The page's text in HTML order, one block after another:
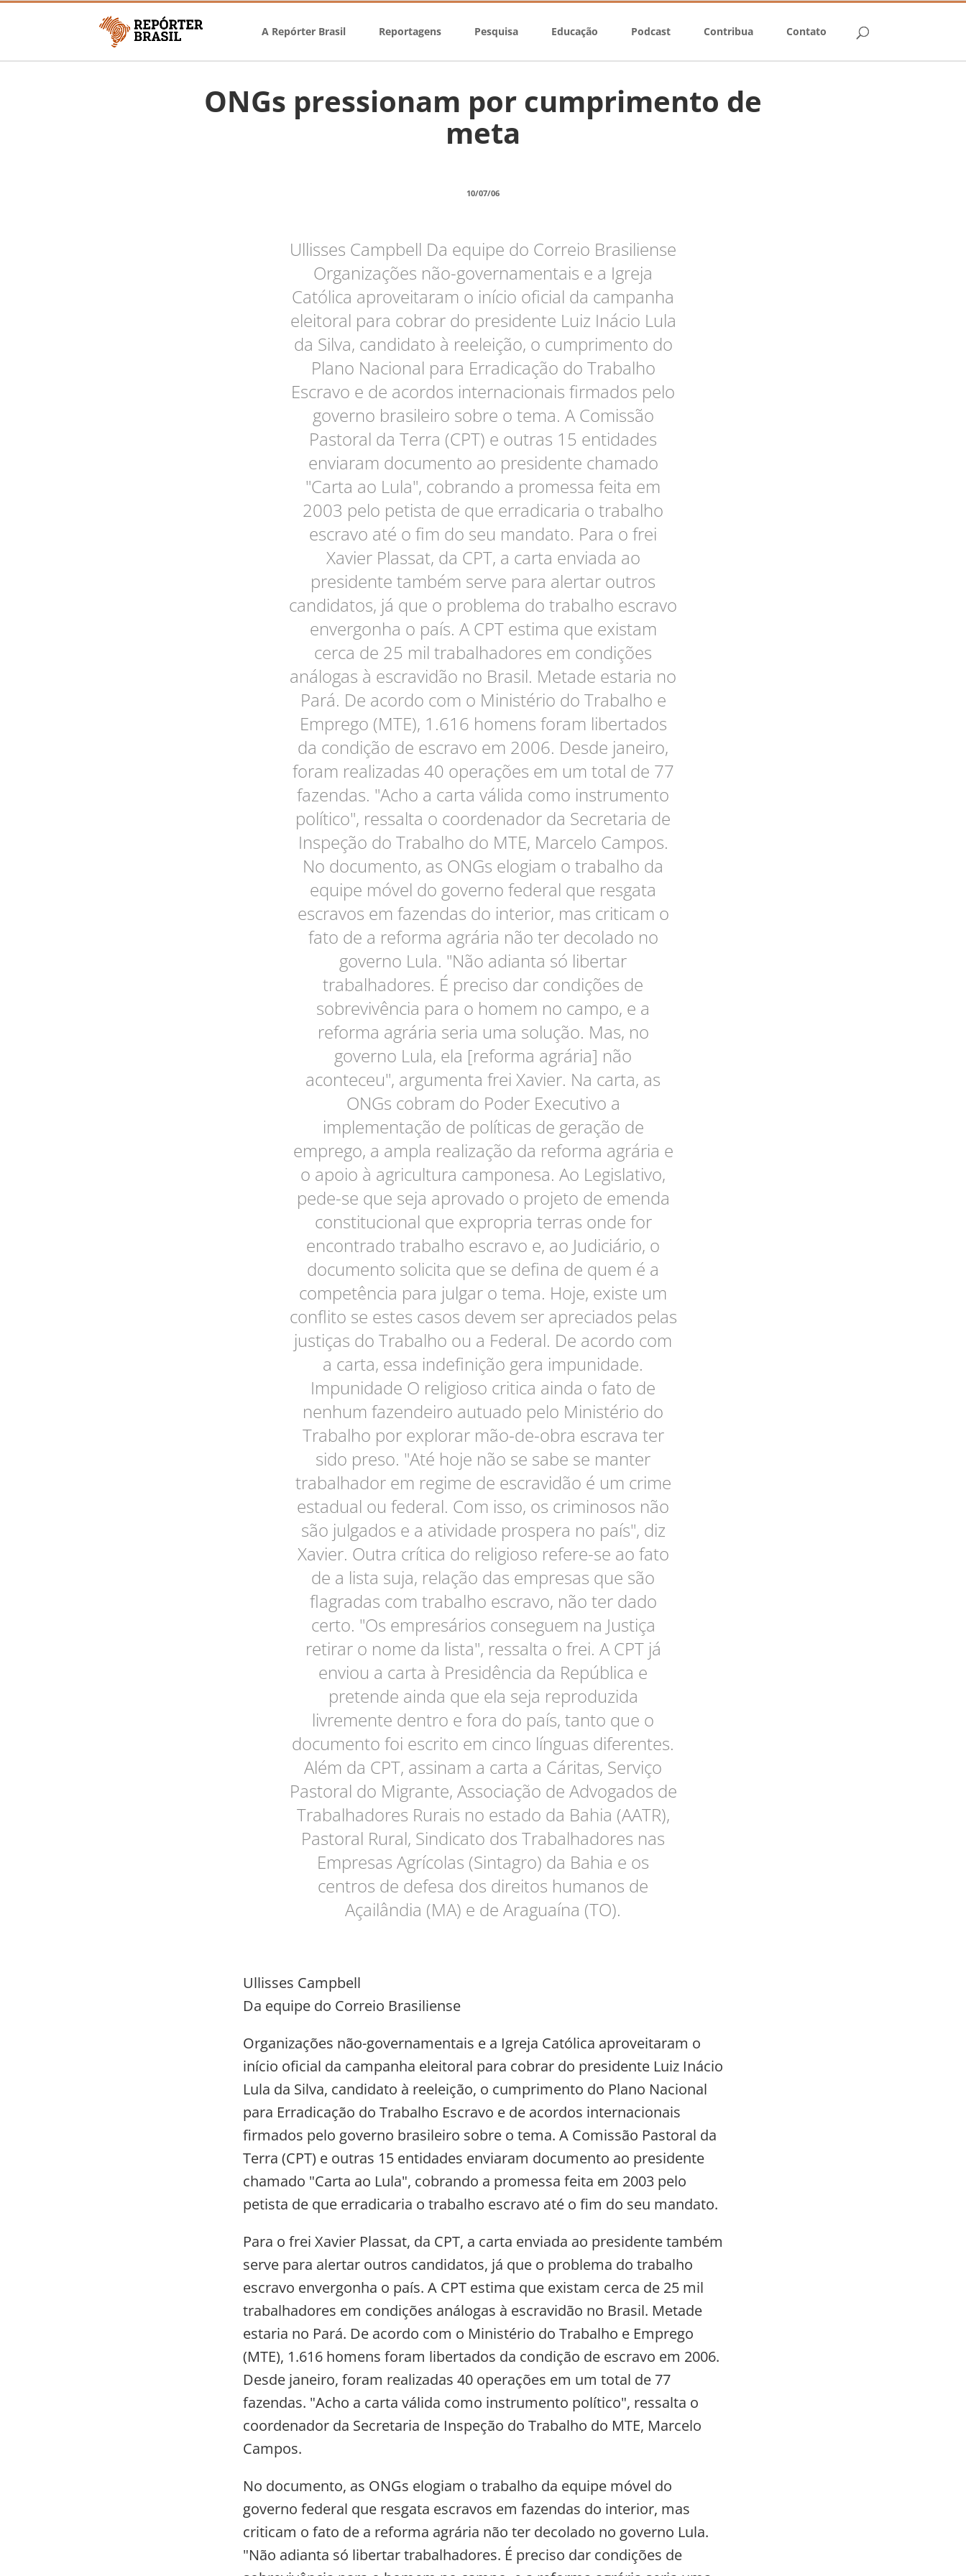
A Repórter Brasil Reportagens Pesquisa Educação Podcast Contribua Contato
ONGs pressionam por cumprimento de
meta
10/07/06
Ullisses Campbell Da equipe do Correio Brasiliense
Organizações não-governamentais e a Igreja
Católica aproveitaram o início oficial da campanha
eleitoral para cobrar do presidente Luiz Inácio Lula
da Silva, candidato à reeleição, o cumprimento do
Plano Nacional para Erradicação do Trabalho
Escravo e de acordos internacionais firmados pelo
governo brasileiro sobre o tema. A Comissão
Pastoral da Terra (CPT) e outras 15 entidades
enviaram documento ao presidente chamado
"Carta ao Lula", cobrando a promessa feita em
2003 pelo petista de que erradicaria o trabalho
escravo até o fim do seu mandato. Para o frei
Xavier Plassat, da CPT, a carta enviada ao
presidente também serve para alertar outros
candidatos, já que o problema do trabalho escravo
envergonha o país. A CPT estima que existam
cerca de 25 mil trabalhadores em condições
análogas à escravidão no Brasil. Metade estaria no
Pará. De acordo com o Ministério do Trabalho e
Emprego (MTE), 1.616 homens foram libertados
da condição de escravo em 2006. Desde janeiro,
foram realizadas 40 operações em um total de 77
fazendas. "Acho a carta válida como instrumento
político", ressalta o coordenador da Secretaria de
Inspeção do Trabalho do MTE, Marcelo Campos.
No documento, as ONGs elogiam o trabalho da
equipe móvel do governo federal que resgata
escravos em fazendas do interior, mas criticam o
fato de a reforma agrária não ter decolado no
governo Lula. "Não adianta só libertar
trabalhadores. É preciso dar condições de
sobrevivência para o homem no campo, e a
reforma agrária seria uma solução. Mas, no
governo Lula, ela [reforma agrária] não
aconteceu", argumenta frei Xavier. Na carta, as
ONGs cobram do Poder Executivo a
implementação de políticas de geração de
emprego, a ampla realização da reforma agrária e
o apoio à agricultura camponesa. Ao Legislativo,
pede-se que seja aprovado o projeto de emenda
constitucional que expropria terras onde for
encontrado trabalho escravo e, ao Judiciário, o
documento solicita que se defina de quem é a
competência para julgar o tema. Hoje, existe um
conflito se estes casos devem ser apreciados pelas
justiças do Trabalho ou a Federal. De acordo com
a carta, essa indefinição gera impunidade.
Impunidade O religioso critica ainda o fato de
nenhum fazendeiro autuado pelo Ministério do
Trabalho por explorar mão-de-obra escrava ter
sido preso. "Até hoje não se sabe se manter
trabalhador em regime de escravidão é um crime
estadual ou federal. Com isso, os criminosos não
são julgados e a atividade prospera no país", diz
Xavier. Outra crítica do religioso refere-se ao fato
de a lista suja, relação das empresas que são
flagradas com trabalho escravo, não ter dado
certo. "Os empresários conseguem na Justiça
retirar o nome da lista", ressalta o frei. A CPT já
enviou a carta à Presidência da República e
pretende ainda que ela seja reproduzida
livremente dentro e fora do país, tanto que o
documento foi escrito em cinco línguas diferentes.
Além da CPT, assinam a carta a Cáritas, Serviço
Pastoral do Migrante, Associação de Advogados de
Trabalhadores Rurais no estado da Bahia (AATR),
Pastoral Rural, Sindicato dos Trabalhadores nas
Empresas Agrícolas (Sintagro) da Bahia e os
centros de defesa dos direitos humanos de
Açailândia (MA) e de Araguaína (TO).
Ullisses Campbell
Da equipe do Correio Brasiliense
Organizações não-governamentais e a Igreja Católica aproveitaram o
início oficial da campanha eleitoral para cobrar do presidente Luiz Inácio
Lula da Silva, candidato à reeleição, o cumprimento do Plano Nacional
para Erradicação do Trabalho Escravo e de acordos internacionais
firmados pelo governo brasileiro sobre o tema. A Comissão Pastoral da
Terra (CPT) e outras 15 entidades enviaram documento ao presidente
chamado "Carta ao Lula", cobrando a promessa feita em 2003 pelo
petista de que erradicaria o trabalho escravo até o fim do seu mandato.
Para o frei Xavier Plassat, da CPT, a carta enviada ao presidente também
serve para alertar outros candidatos, já que o problema do trabalho
escravo envergonha o país. A CPT estima que existam cerca de 25 mil
trabalhadores em condições análogas à escravidão no Brasil. Metade
estaria no Pará. De acordo com o Ministério do Trabalho e Emprego
(MTE), 1.616 homens foram libertados da condição de escravo em 2006.
Desde janeiro, foram realizadas 40 operações em um total de 77
fazendas. "Acho a carta válida como instrumento político", ressalta o
coordenador da Secretaria de Inspeção do Trabalho do MTE, Marcelo
Campos.
No documento, as ONGs elogiam o trabalho da equipe móvel do
governo federal que resgata escravos em fazendas do interior, mas
criticam o fato de a reforma agrária não ter decolado no governo Lula.
"Não adianta só libertar trabalhadores. É preciso dar condições de